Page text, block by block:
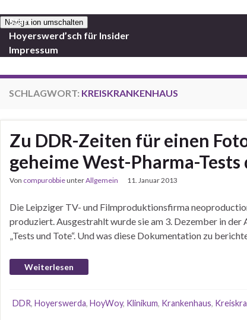
Navigation umschalten
Start
Hoyerswerd’sch für Insider
Impressum
SCHLAGWORT: KREISKRANKENHAUS
Zu DDR-Zeiten für einen
geheime West-Pharma-
Von compurobbieunterAllgemein 11. Januar 2013
Die Leipziger TV- und Filmproduktionsfirma
produziert. Ausgestrahlt wurde sie am 3. Dezember in
„Tests und Tote“. Und was diese Dokumentation zu
Weiterlesen
DDR, Hoyerswerda, HoyWoy, Klinikum, Krankenhaus,